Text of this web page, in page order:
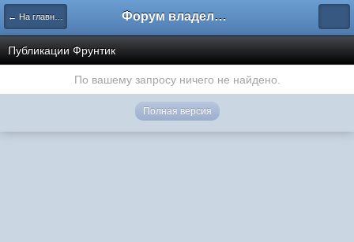
← На главную Форум владельцев интернет-магазинов
Публикации Фрунтик
По вашему запросу ничего не найдено.
Полная версия